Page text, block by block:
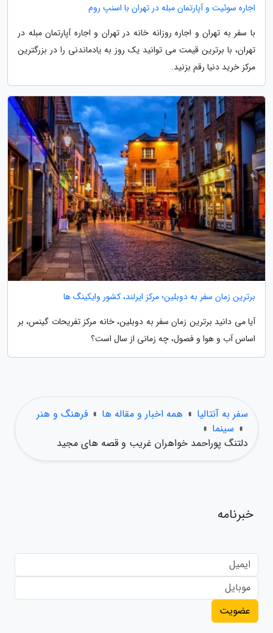
اجاره سوئیت و آپارتمان مبله در تهران با اسنپ روم
با سفر به تهران و اجاره روزانه خانه در تهران و اجاره آپارتمان مبله در
تهران، با برترین قیمت می توانید یک روز به یادماندنی را در بزرگترین
مرکز خرید دنیا رقم بزنید.
برترین زمان سفر به دوبلین؛ مرکز ایرلند، کشور وایکینگ ها
آیا می دانید برترین زمان سفر به دوبلین، خانه مرکز تفریحات گینس، بر
اساس آب و هوا و فصول، چه زمانی از سال است؟
سفر به آنتالیا » همه اخبار و مقاله ها » فرهنگ و هنر
» سینما »
دلتنگ پوراحمد خواهران غریب و قصه های مجید
خبرنامه
عضویت